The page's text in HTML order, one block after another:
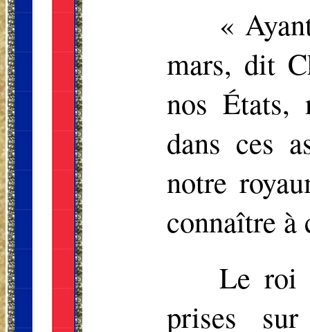
«
mars, dit
nos États,
dans ces
notre
connaître à
Le roi
prises sur